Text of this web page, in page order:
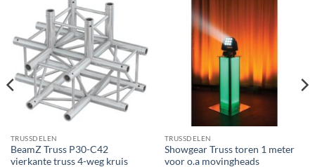
TRUSSDELEN
BeamZ Truss P30-C42
vierkante truss 4-weg kruis
TRUSSDELEN
Showgear Truss toren 1 meter
voor o.a movingheads